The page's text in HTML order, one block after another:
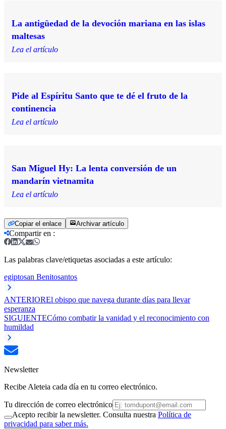
La antigüedad de la devoción mariana en las islas
maltesas
Lea el artículo
Pide al Espíritu Santo que te dé el fruto de la
continencia
Lea el artículo
San Miguel Hy: La lenta conversión de un
mandarín vietnamita
Lea el artículo
Copiar el enlace Archivar artículo
Compartir en :
Las palabras clave/etiquetas asociadas a este artículo:
egiptosan Benitosantos
ANTERIOREl obispo que navega durante días para llevar
esperanza
SIGUIENTECómo combatir la vanidad y el reconocimiento con
humildad
Newsletter
Recibe Aleteia cada día en tu correo electrónico.
Tu dirección de correo electrónico
Acepto recibir la newsletter. Consulta nuestra Política de
privacidad para saber más.